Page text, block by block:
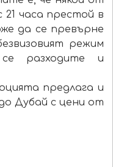
часа престой в
да се превърне
режим
разходите и
предлага и
Дубай с цени от